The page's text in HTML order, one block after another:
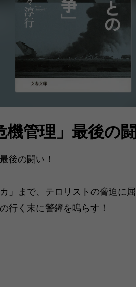
機管理」最後の闘
後の闘い！
」まで、テロリストの脅迫に
行く末に警鐘を鳴らす！